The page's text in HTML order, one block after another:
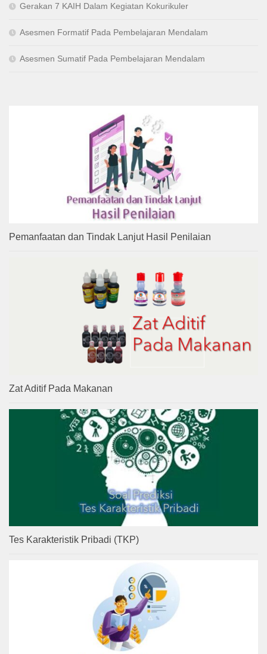
Gerakan 7 KAIH Dalam Kegiatan Kokurikuler
Asesmen Formatif Pada Pembelajaran Mendalam
Asesmen Sumatif Pada Pembelajaran Mendalam
Pemanfaatan dan Tindak Lanjut Hasil Penilaian
Zat Aditif Pada Makanan
Tes Karakteristik Pribadi (TKP)